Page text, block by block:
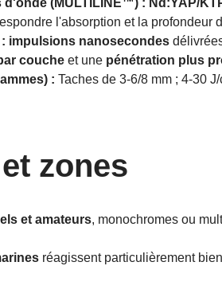
d'onde (MULTILINE™) : Nd:YAP/
l'absorption et la profondeur
impulsions nanosecondes
couche et une pénétration plus
: Taches de 3-6/8 mm ; 4-30
zones
et amateurs, monochromes ou
réagissent particulièrement